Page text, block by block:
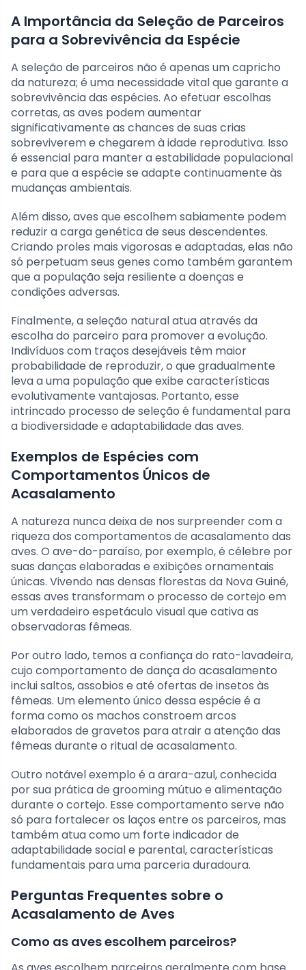
A Importância da Seleção de Parceiros
para a Sobrevivência da Espécie
A seleção de parceiros não é apenas um capricho
da natureza; é uma necessidade vital que garante a
sobrevivência das espécies. Ao efetuar escolhas
corretas, as aves podem aumentar
significativamente as chances de suas crias
sobreviverem e chegarem à idade reprodutiva. Isso
é essencial para manter a estabilidade populacional
e para que a espécie se adapte continuamente às
mudanças ambientais.
Além disso, aves que escolhem sabiamente podem
reduzir a carga genética de seus descendentes.
Criando proles mais vigorosas e adaptadas, elas não
só perpetuam seus genes como também garantem
que a população seja resiliente a doenças e
condições adversas.
Finalmente, a seleção natural atua através da
escolha do parceiro para promover a evolução.
Indivíduos com traços desejáveis têm maior
probabilidade de reproduzir, o que gradualmente
leva a uma população que exibe características
evolutivamente vantajosas. Portanto, esse
intrincado processo de seleção é fundamental para
a biodiversidade e adaptabilidade das aves.
Exemplos de Espécies com
Comportamentos Únicos de
Acasalamento
A natureza nunca deixa de nos surpreender com a
riqueza dos comportamentos de acasalamento das
aves. O ave-do-paraíso, por exemplo, é célebre por
suas danças elaboradas e exibições ornamentais
únicas. Vivendo nas densas florestas da Nova Guiné,
essas aves transformam o processo de cortejo em
um verdadeiro espetáculo visual que cativa as
observadoras fêmeas.
Por outro lado, temos a confiança do rato-lavadeira,
cujo comportamento de dança do acasalamento
inclui saltos, assobios e até ofertas de insetos às
fêmeas. Um elemento único dessa espécie é a
forma como os machos constroem arcos
elaborados de gravetos para atrair a atenção das
fêmeas durante o ritual de acasalamento.
Outro notável exemplo é a arara-azul, conhecida
por sua prática de grooming mútuo e alimentação
durante o cortejo. Esse comportamento serve não
só para fortalecer os laços entre os parceiros, mas
também atua como um forte indicador de
adaptabilidade social e parental, características
fundamentais para uma parceria duradoura.
Perguntas Frequentes sobre o
Acasalamento de Aves
Como as aves escolhem parceiros?